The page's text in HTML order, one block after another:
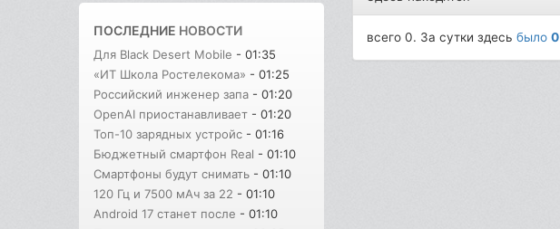
ПОСЛЕДНИЕ НОВОСТИ
Для Black Desert Mobile - 01:35
«ИТ Школа Ростелекома» - 01:25
Российский инженер запа - 01:20
OpenAI приостанавливает - 01:20
Топ-10 зарядных устройс - 01:16
Бюджетный смартфон Real - 01:10
Смартфоны будут снимать - 01:10
120 Гц и 7500 мАч за 22 - 01:10
Android 17 станет после - 01:10
всего 0. За сутки здесьбыло0